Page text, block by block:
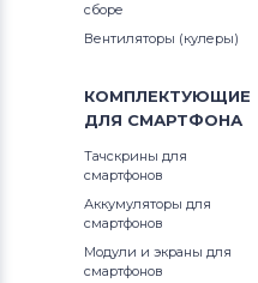
сборе
Вентиляторы (кулеры)
КОМПЛЕКТУЮЩИЕ
ДЛЯ СМАРТФОНА
Тачскрины для
смартфонов
Аккумуляторы для
смартфонов
Модули и экраны для
смартфонов